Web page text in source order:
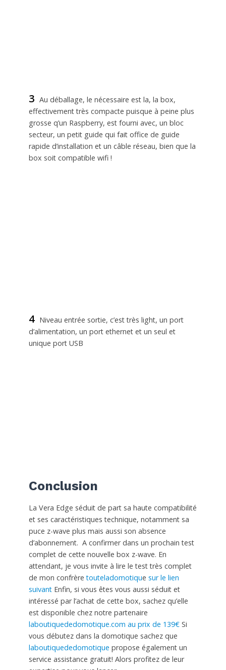
3 Au déballage, le nécessaire est la, la box,
effectivement très compacte puisque à peine plus
grosse q’un Raspberry, est fourni avec, un bloc
secteur, un petit guide qui fait office de guide
rapide d’installation et un câble réseau, bien que la
box soit compatible wifi !
4
Niveau entrée sortie, c’est très light, un port
d’alimentation, un port ethernet et un seul et
unique port USB
Conclusion
La Vera Edge séduit de part sa haute compatibilité
et ses caractéristiques technique, notamment sa
puce z-wave plus mais aussi son absence
d’abonnement. A confirmer dans un prochain test
complet de cette nouvelle box z-wave. En
attendant, je vous invite à lire le test très complet
de mon confrèretouteladomotique sur le lien
suivantEnfin, si vous êtes vous aussi séduit et
intéressé par l’achat de cette box, sachez qu’elle
est disponible chez notre partenaire
laboutiquededomotique.com au prix de 139€Si
vous débutez dans la domotique sachez que
laboutiquededomotique propose également un
service assistance gratuit! Alors profitez de leur